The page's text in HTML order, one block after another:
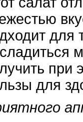
для
при
для